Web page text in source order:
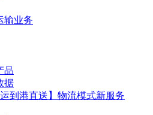
输业务
品
据
运到港直送】物流模式新服务